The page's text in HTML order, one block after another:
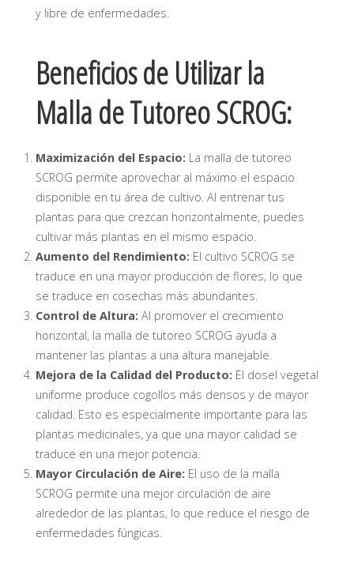
y libre de enfermedades.
Beneficios de Utilizar la
Malla de Tutoreo SCROG:
Maximización del Espacio: La malla de tutoreo
SCROG permite aprovechar al máximo el espacio
disponible en tu área de cultivo. Al entrenar tus
plantas para que crezcan horizontalmente, puedes
cultivar más plantas en el mismo espacio.
Aumento del Rendimiento: El cultivo SCROG se
traduce en una mayor producción de flores, lo que
se traduce en cosechas más abundantes.
Control de Altura: Al promover el crecimiento
horizontal, la malla de tutoreo SCROG ayuda a
mantener las plantas a una altura manejable.
Mejora de la Calidad del Producto: El dosel vegetal
uniforme produce cogollos más densos y de mayor
calidad. Esto es especialmente importante para las
plantas medicinales, ya que una mayor calidad se
traduce en una mejor potencia.
Mayor Circulación de Aire: El uso de la malla
SCROG permite una mejor circulación de aire
alrededor de las plantas, lo que reduce el riesgo de
enfermedades fúngicas.